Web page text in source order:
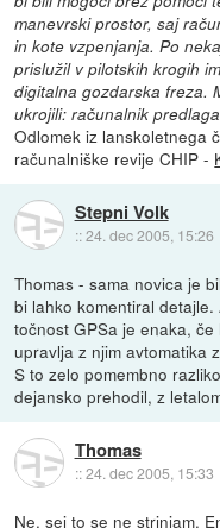
manevrski prostor, saj
in kote vzpenjanja. Po
prislužil v pilotskih krogih
digitalna gozdarska freza.
ukrojili: računalnik
Odlomek iz lanskoletnega
računalniške revije CHIP -
Stepni Volk
::24. dec 2005, 15:26
Thomas - sama novica je
bi lahko komentiral detajle.
točnost GPSa je enaka,
upravlja z njim avtomatika
S to zelo pomembno
dejansko prehodil, z
Thomas
::24. dec 2005, 15:33
Ne, sej to se ne strinjam.